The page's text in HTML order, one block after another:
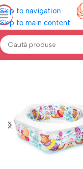
Skip to navigation
Skip to main content
Prima pagină PISCINE